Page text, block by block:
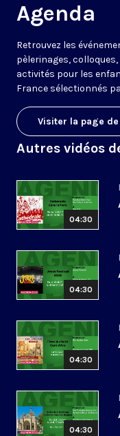
Agenda
Retrouvez les
pèlerinages,
activités pour les
France sélectionnés
Visiter la page
Autres vidéos
04:30
04:30
04:30
04:30